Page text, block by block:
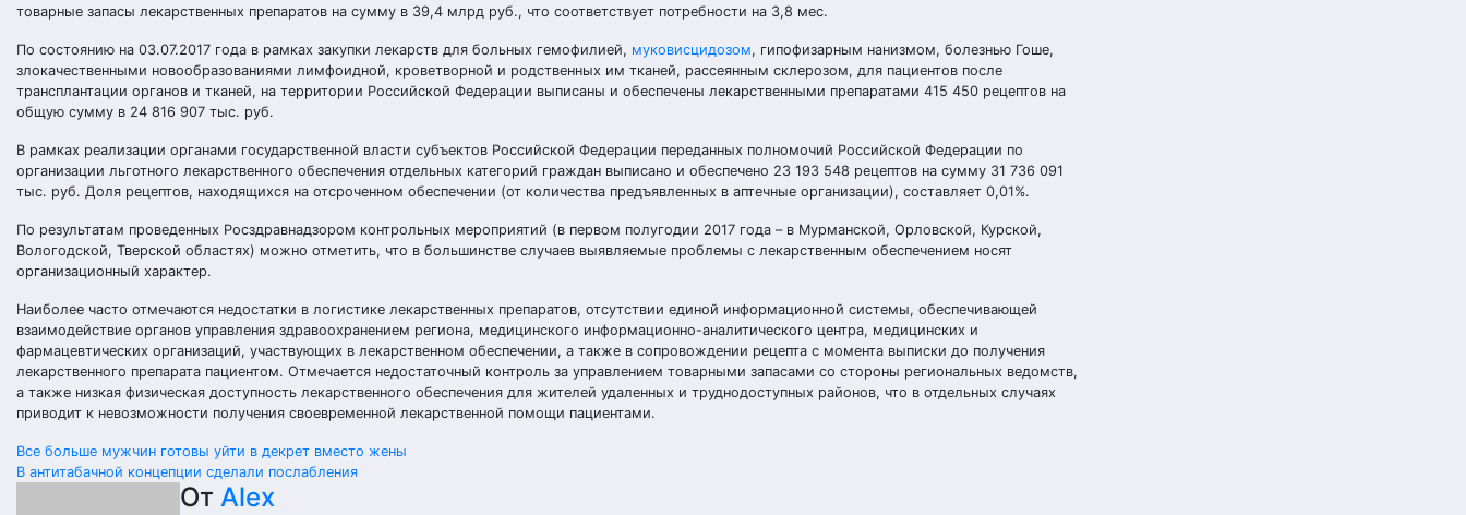
товарные запасы лекарственных препаратов на сумму в 39,4 млрд руб., что соответствует потребности на 3,8 мес.
По состоянию на 03.07.2017 года в рамках закупки лекарств для больных гемофилией, муковисцидозом, гипофизарным нанизмом, болезнью Гоше,
злокачественными новообразованиями лимфоидной, кроветворной и родственных им тканей, рассеянным склерозом, для пациентов после
трансплантации органов и тканей, на территории Российской Федерации выписаны и обеспечены лекарственными препаратами 415 450 рецептов на
общую сумму в 24 816 907 тыс. руб.
В рамках реализации органами государственной власти субъектов Российской Федерации переданных полномочий Российской Федерации по
организации льготного лекарственного обеспечения отдельных категорий граждан выписано и обеспечено 23 193 548 рецептов на сумму 31 736 091
тыс. руб. Доля рецептов, находящихся на отсроченном обеспечении (от количества предъявленных в аптечные организации), составляет 0,01%.
По результатам проведенных Росздравнадзором контрольных мероприятий (в первом полугодии 2017 года – в Мурманской, Орловской, Курской,
Вологодской, Тверской областях) можно отметить, что в большинстве случаев выявляемые проблемы с лекарственным обеспечением носят
организационный характер.
Наиболее часто отмечаются недостатки в логистике лекарственных препаратов, отсутствии единой информационной системы, обеспечивающей
взаимодействие органов управления здравоохранением региона, медицинского информационно-аналитического центра, медицинских и
фармацевтических организаций, участвующих в лекарственном обеспечении, а также в сопровождении рецепта с момента выписки до получения
лекарственного препарата пациентом. Отмечается недостаточный контроль за управлением товарными запасами со стороны региональных ведомств,
а также низкая физическая доступность лекарственного обеспечения для жителей удаленных и труднодоступных районов, что в отдельных случаях
приводит к невозможности получения своевременной лекарственной помощи пациентами.
Навигация
Все больше мужчин готовы уйти в декрет вместо жены
В антитабачной концепции сделали послабления
От Alex